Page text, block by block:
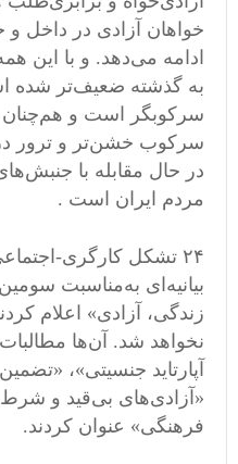
خواهان آزادی در داخل و
ادامه می‌دهد. و با این
به گذشته ضعیف‌تر شده
سرکوبگر است و هم‌چنان
سرکوب خشن‌تر و ترور
در حال مقابله با
مردم ایران است .
۲۴ تشکل کارگری-
بیانیه‌ای به‌مناسبت
زندگی، آزادی» اعلام
نخواهد شد. آن‌ها
آپارتاید جنسیتی»،
«آزادی‌های بی‌قید و
فرهنگی» عنوان کردند.